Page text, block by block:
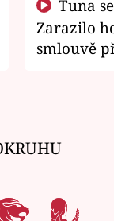
Zarazilo
smlouvě